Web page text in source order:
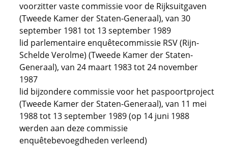
voorzitter vaste commissie voor de Rijksuitgaven
(Tweede Kamer der Staten-Generaal), van 30
september 1981 tot 13 september 1989
lid parlementaire enquêtecommissie RSV (Rijn-
Schelde Verolme) (Tweede Kamer der Staten-
Generaal), van 24 maart 1983 tot 24 november
1987
lid bijzondere commissie voor het paspoortproject
(Tweede Kamer der Staten-Generaal), van 11 mei
1988 tot 13 september 1989 (op 14 juni 1988
werden aan deze commissie
enquêtebevoegdheden verleend)